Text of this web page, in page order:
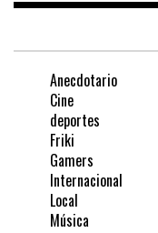
Anecdotario
Cine
deportes
Friki
Gamers
Internacional
Local
Música